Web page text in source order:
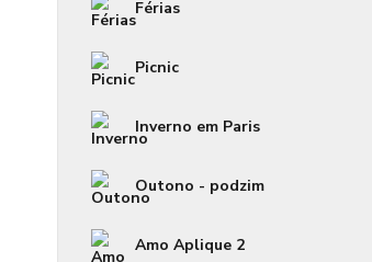
Férias
Picnic
Inverno em Paris
Outono - podzim
Amo Aplique 2